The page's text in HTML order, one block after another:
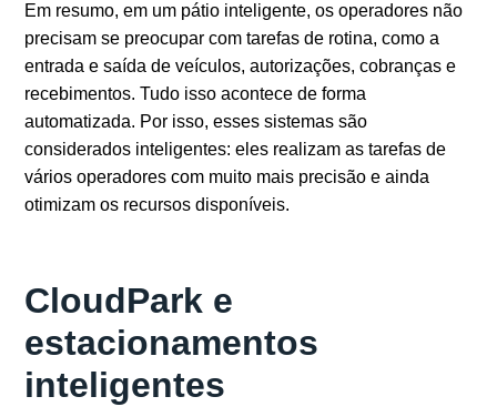
Em resumo, em um pátio inteligente, os operadores não
precisam se preocupar com tarefas de rotina, como a
entrada e saída de veículos, autorizações, cobranças e
recebimentos. Tudo isso acontece de forma
automatizada. Por isso, esses sistemas são
considerados inteligentes: eles realizam as tarefas de
vários operadores com muito mais precisão e ainda
otimizam os recursos disponíveis.
CloudPark e
estacionamentos
inteligentes